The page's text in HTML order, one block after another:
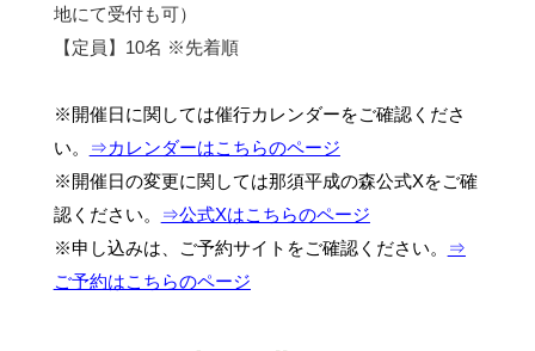
地にて受付も可）
【定員】10名 ※先着順
※開催日に関しては催行カレンダーをご確認くださ
い。
⇒カレンダーはこちらのページ
※開催日の変更に関しては那須平成の森公式Xをご確
認ください。
⇒公式Xはこちらのページ
※申し込みは、ご予約サイトをご確認ください。
⇒
ご予約はこちらのページ